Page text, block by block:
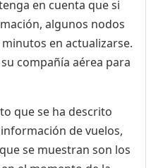
en cuenta que si
algunos nodos
en actualizarse.
compañía aérea para
que se ha descrito
de vuelos,
se muestran son los